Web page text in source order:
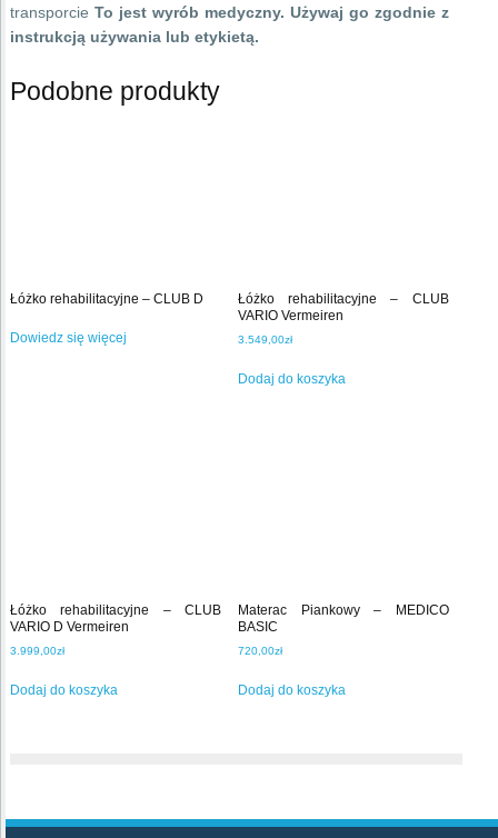
transporcieTo jest wyrób medyczny. Używaj go zgodnie z
instrukcją używania lub etykietą.
Podobne produkty
Łóżko rehabilitacyjne – CLUB D
Dowiedz się więcej
Łóżko rehabilitacyjne – CLUB
VARIO Vermeiren
3.549,00zł
Dodaj do koszyka
Łóżko rehabilitacyjne – CLUB
VARIO D Vermeiren
3.999,00zł
Dodaj do koszyka
Materac Piankowy – MEDICO
BASIC
720,00zł
Dodaj do koszyka